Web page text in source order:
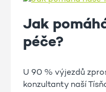
Jak
péče?
U 90 % výjezdů
konzultanty naší